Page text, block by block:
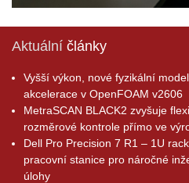
Aktuální články
Vyšší výkon, nové fyzikální
akcelerace v OpenFOAM v2606
MetraSCAN BLACK2 zvyšuje
rozměrové kontrole přímo ve
Dell Pro Precision 7 R1 – 1U
pracovní stanice pro náročné
úlohy